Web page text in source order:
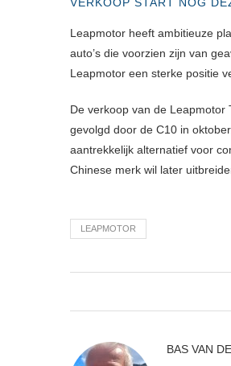
Leapmotor heeft ambitieuze
auto’s die voorzien zijn van
Leapmotor een sterke positie
De verkoop van de Leapmotor
gevolgd door de C10 in
aantrekkelijk alternatief voor
Chinese merk wil later
LEAPMOTOR
BAS VAN